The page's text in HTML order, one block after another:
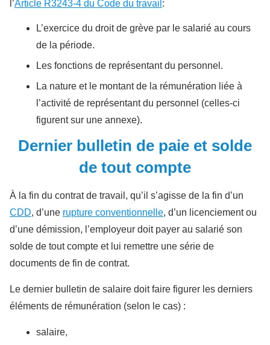
l’Article R3243-4 du Code du travail :
L’exercice du droit de grève par le salarié au cours
de la période.
Les fonctions de représentant du personnel.
La nature et le montant de la rémunération liée à
l’activité de représentant du personnel (celles-ci
figurent sur une annexe).
Dernier bulletin de paie et solde
de tout compte
À la fin du contrat de travail, qu’il s’agisse de la fin d’un
CDD, d’une rupture conventionnelle, d’un licenciement ou
d’une démission, l’employeur doit payer au salarié son
solde de tout compte et lui remettre une série de
documents de fin de contrat.
Le dernier bulletin de salaire doit faire figurer les derniers
éléments de rémunération (selon le cas) :
salaire,